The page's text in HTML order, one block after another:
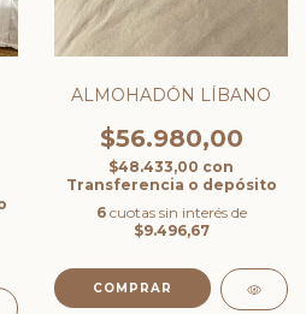
ALMOHADÓN LÍBANO
$56.980,00
$48.433,00 con
Transferencia o depósito
6 cuotas sin interés de
$9.496,67
COMPRAR